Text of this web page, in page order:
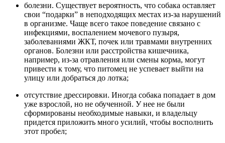
болезни. Существует вероятность, что собака оставляет
свои “подарки” в неподходящих местах из-за нарушений
в организме. Чаще всего такое поведение связано с
инфекциями, воспалением мочевого пузыря,
заболеваниями ЖКТ, почек или травмами внутренних
органов. Болезни или расстройства кишечника,
например, из-за отравления или смены корма, могут
привести к тому, что питомец не успевает выйти на
улицу или добраться до лотка;
отсутствие дрессировки. Иногда собака попадает в дом
уже взрослой, но не обученной. У нее не были
сформированы необходимые навыки, и владельцу
придется приложить много усилий, чтобы восполнить
этот пробел;